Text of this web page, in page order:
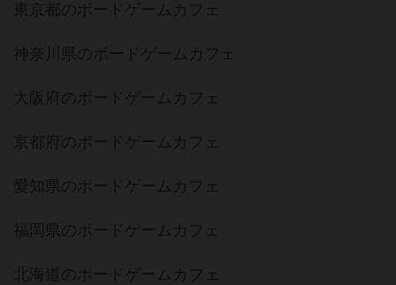
東京都のボードゲームカフェ
神奈川県のボードゲームカフェ
大阪府のボードゲームカフェ
京都府のボードゲームカフェ
愛知県のボードゲームカフェ
福岡県のボードゲームカフェ
北海道のボードゲームカフェ